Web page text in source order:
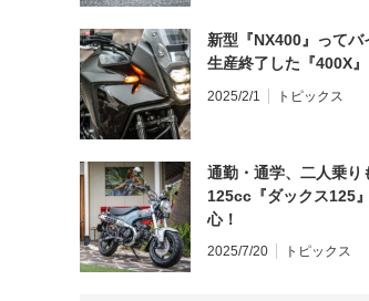
新型『NX400』ってバ
生産終了した『400X
2025/2/1 トピックス
通勤・通学、二人乗り
125cc『ダックス125
心！
2025/7/20 トピックス